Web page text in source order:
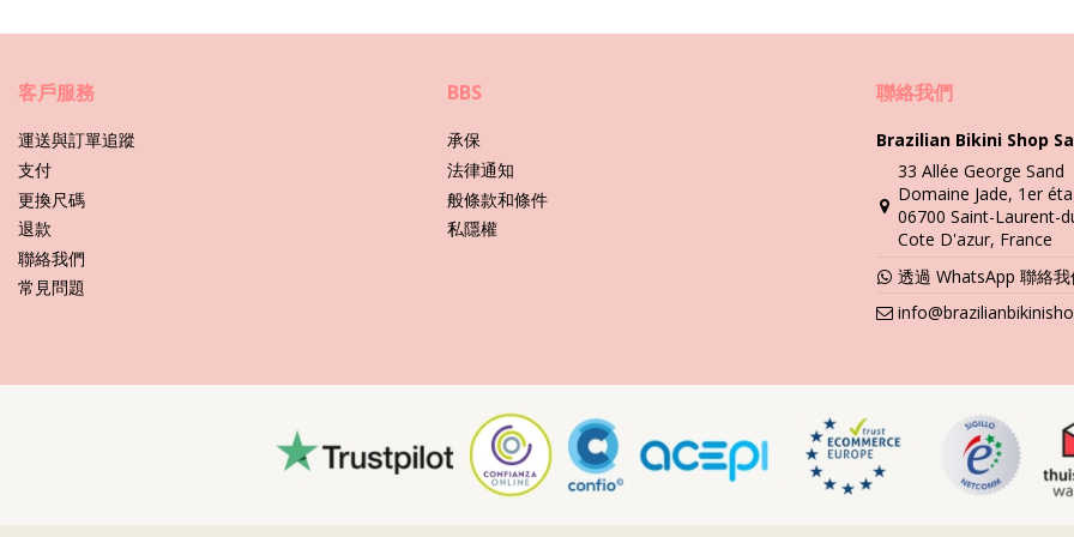
SKU: 1981127990
重量: 55g / 0.12lb / 1.94oz
洗滌與護理説明
護理説明： Rio de Sol Top Shimmer-Nocciola Tri-Mini
您是否想在幾年内一直享受新比基尼套裝帶來的愉悅？如果是，您需要瞭解如何好好愛護它。如果希望比基尼套裝能持續穿一個夏季以上，優
首先：避免接觸粗糙的表面。儅您想坐下或躺下時，始終要使用毛巾。直接接觸表面，如水泥、石頭（像泳池邊緣）或木頭（有尖刺！）可能
始終記住要從沙灘包或袋子中拿出濕泳裝。不要讓它長時間曡放並持續潮濕。爲什麽？因爲印花和圖案可能會褪色。如果您的比基尼飾有寶石
如果泳裝有污跡，在污跡仍然潮濕時嘗試抹去它，如果污跡已乾，則避免擦除污跡。因爲這樣可能會破壞染色。最好求助於本地的乾洗店。
上並小心地卷起，以便去除多餘水分。將其平放在一條毛巾上，置於陰涼處晾乾。直接暴露在陽光下可能會導致褪色。切忌使用乾衣機。
客戶服務
運送與訂單追蹤
支付
更換尺碼
退款
聯絡我們
常見問題
BBS
承保
法律通知
般條款和條件
私隱權
聯絡我們
Brazilian Bikini Shop
33 Allée George Sand
Domaine Jade, 1er
06700 Saint-Laurent-
Cote D'azur, France
透過 WhatsApp 聯絡